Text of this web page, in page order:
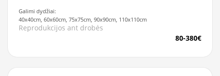
Galimi dydžiai:
40x40cm, 60x60cm, 75x75cm, 90x90cm, 110x110cm
Reprodukcijos ant drobės
80-380€